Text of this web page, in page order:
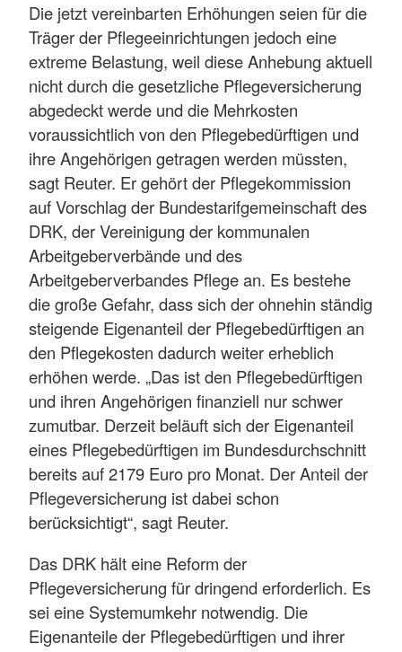
Die jetzt vereinbarten Erhöhungen seien für die
Träger der Pflegeeinrichtungen jedoch eine
extreme Belastung, weil diese Anhebung aktuell
nicht durch die gesetzliche Pflegeversicherung
abgedeckt werde und die Mehrkosten
voraussichtlich von den Pflegebedürftigen und
ihre Angehörigen getragen werden müssten,
sagt Reuter. Er gehört der Pflegekommission
auf Vorschlag der Bundestarifgemeinschaft des
DRK, der Vereinigung der kommunalen
Arbeitgeberverbände und des
Arbeitgeberverbandes Pflege an. Es bestehe
die große Gefahr, dass sich der ohnehin ständig
steigende Eigenanteil der Pflegebedürftigen an
den Pflegekosten dadurch weiter erheblich
erhöhen werde. „Das ist den Pflegebedürftigen
und ihren Angehörigen finanziell nur schwer
zumutbar. Derzeit beläuft sich der Eigenanteil
eines Pflegebedürftigen im Bundesdurchschnitt
bereits auf 2179 Euro pro Monat. Der Anteil der
Pflegeversicherung ist dabei schon
berücksichtigt“, sagt Reuter.
Das DRK hält eine Reform der
Pflegeversicherung für dringend erforderlich. Es
sei eine Systemumkehr notwendig. Die
Eigenanteile der Pflegebedürftigen und ihrer